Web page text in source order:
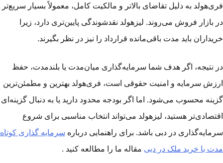
به دلیل تقاضای بالاتر و مالکیت کامل، معمولاً بسیار سریع‌تر
بازار فروش می‌روند. لیزهولد نقدشوندگی پایین‌تری دارد، زیرا
باید مدت باقی‌مانده قرارداد را نیز در نظر بگیرند.
نتیجه، اگر هدف شما سرمایه‌گذاری میان‌مدت یا بلندمدت، حفظ
سرمایه و امنیت حقوقی است، فری‌هولد بهترین و مطمئن‌ترین
محسوب می‌شود. اما اگر بودجه محدود دارید یا به دنبال گزینه‌ای
هستید، لیزهولد می‌تواند انتخاب مناسبی برای شروع
در دبی باشد. برای راهنمایی دربارهسرمایه گذاری کوتاه
با خرید ملک در دبیمقاله ما را مطالعه کنید .